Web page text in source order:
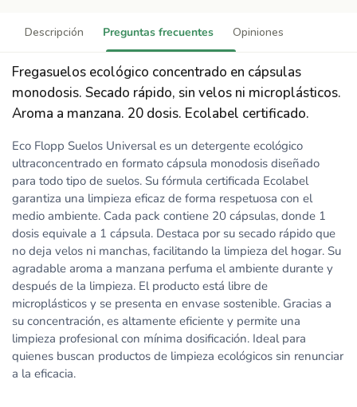
Descripción Preguntas frecuentes Opiniones
Fregasuelos ecológico concentrado en cápsulas
monodosis. Secado rápido, sin velos ni microplásticos.
Aroma a manzana. 20 dosis. Ecolabel certificado.
Eco Flopp Suelos Universal es un detergente ecológico
ultraconcentrado en formato cápsula monodosis diseñado
para todo tipo de suelos. Su fórmula certificada Ecolabel
garantiza una limpieza eficaz de forma respetuosa con el
medio ambiente. Cada pack contiene 20 cápsulas, donde 1
dosis equivale a 1 cápsula. Destaca por su secado rápido que
no deja velos ni manchas, facilitando la limpieza del hogar. Su
agradable aroma a manzana perfuma el ambiente durante y
después de la limpieza. El producto está libre de
microplásticos y se presenta en envase sostenible. Gracias a
su concentración, es altamente eficiente y permite una
limpieza profesional con mínima dosificación. Ideal para
quienes buscan productos de limpieza ecológicos sin renunciar
a la eficacia.